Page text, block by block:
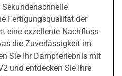
Fertigungsqualität der
eine exzellente Nachfluss-
die Zuverlässigkeit im
Sie Ihr Dampferlebnis mit
und entdecken Sie Ihre